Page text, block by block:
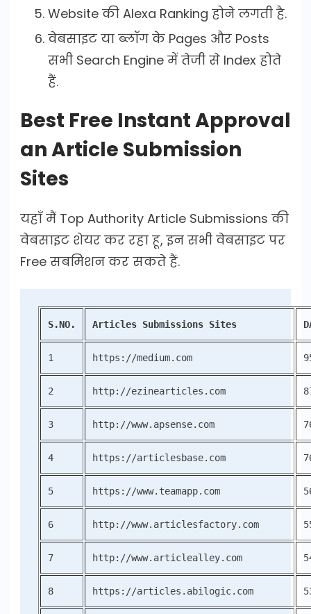
Website की Alexa Ranking होने लगती है.
वेबसाइट या ब्लॉग के Pages और Posts
सभी Search Engine में तेजी से Index होते
हैं.
Best Free Instant Approval
an Article Submission
Sites
यहाँ मैं Top Authority Article Submissions की
वेबसाइट शेयर कर रहा हू, इन सभी वेबसाइट पर
Free सबमिशन कर सकते हैं.
S.NO. Articles Submissions Sites
1 https://medium.com
2 http://ezinearticles.com
3 http://www.apsense.com
4 https://articlesbase.com
5 https://www.teamapp.com
6 http://www.articlesfactory.com
7 http://www.articlealley.com
8 https://articles.abilogic.com